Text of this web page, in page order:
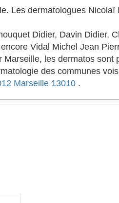
Les dermatologues Nicolaï
Didier, Davin Didier,
Vidal Michel Jean
les dermatos sont
des communes
Marseille 13010 .